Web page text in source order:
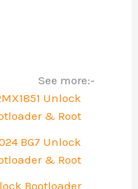
See more:-
Unlock
& Root
BG7 Unlock
& Root
Bootloader